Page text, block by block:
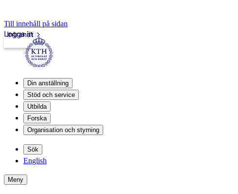
Till innehåll på sidan
Intranät
Logga in
Din anställning
Stöd och service
Utbilda
Forska
Organisation och styrning
Sök
English
Meny